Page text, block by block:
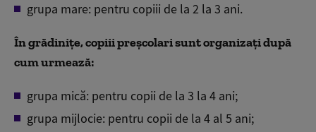
grupa mare: pentru copiii de la 2 la 3 ani.
În grădinițe, copiii preșcolari sunt organizați după
cum urmează:
grupa mică: pentru copii de la 3 la 4 ani;
grupa mijlocie: pentru copii de la 4 al 5 ani;